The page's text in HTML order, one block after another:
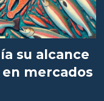
su alcance
mercados